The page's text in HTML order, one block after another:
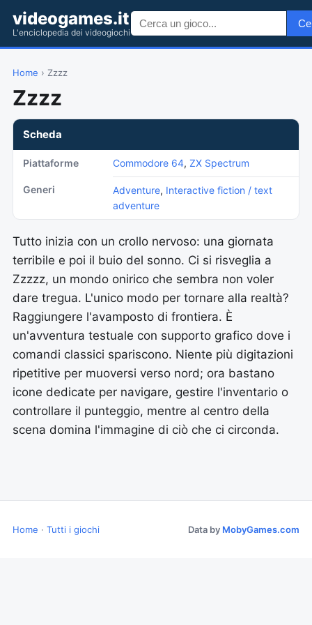
videogames.it
L'enciclopedia dei videogiochi
Home › Zzzz
Zzzz
Scheda
Piattaforme Commodore 64, ZX Spectrum
Generi Adventure, Interactive fiction / text
adventure
Tutto inizia con un crollo nervoso: una giornata
terribile e poi il buio del sonno. Ci si risveglia a
Zzzzz, un mondo onirico che sembra non voler
dare tregua. L'unico modo per tornare alla realtà?
Raggiungere l'avamposto di frontiera. È
un'avventura testuale con supporto grafico dove i
comandi classici spariscono. Niente più digitazioni
ripetitive per muoversi verso nord; ora bastano
icone dedicate per navigare, gestire l'inventario o
controllare il punteggio, mentre al centro della
scena domina l'immagine di ciò che ci circonda.
Home · Tutti i giochi Data by MobyGames.com